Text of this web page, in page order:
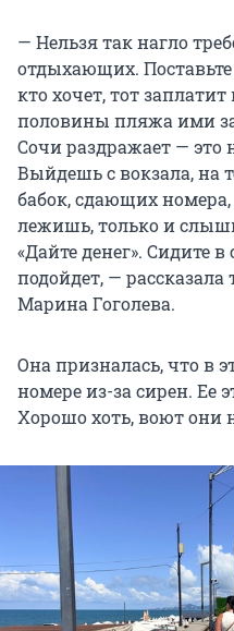
— Нельзя так нагло
отдыхающих.
кто хочет, тот
половины пляжа ими
Сочи раздражает —
Выйдешь с вокзала, на
бабок, сдающих
лежишь, только и
«Дайте денег». Сидите в
подойдет, — рассказала
Марина Гоголева.
Она призналась, что в
номере из-за сирен. Ее
Хорошо хоть, воют они